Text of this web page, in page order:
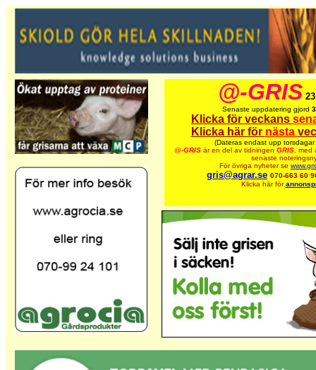
@-GRIS
Senaste uppdatering gjord
Klicka för veckans
Klicka här för nästa
(Dateras endast upp
@-GRIS är en del av tidningen GRIS, med
senaste
För övriga nyheter se
gris@agrar.se 070-663 60
Klicka här för